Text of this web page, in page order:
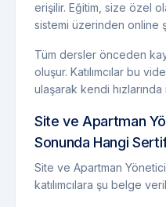
erişilir. Eğitim, size özel
sistemi üzerinden online
Tüm dersler önceden
oluşur. Katılımcılar bu
ulaşarak kendi
Site ve Apartman
Sonunda Hangi
Site ve Apartman
katılımcılara şu belge